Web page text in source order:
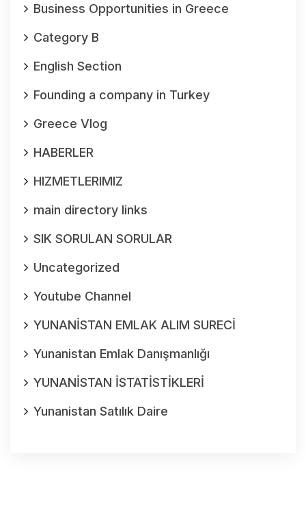
Business Opportunities in Greece
Category B
English Section
Founding a company in Turkey
Greece Vlog
HABERLER
HIZMETLERIMIZ
main directory links
SIK SORULAN SORULAR
Uncategorized
Youtube Channel
YUNANİSTAN EMLAK ALIM SURECİ
Yunanistan Emlak Danışmanlığı
YUNANİSTAN İSTATİSTİKLERİ
Yunanistan Satılık Daire